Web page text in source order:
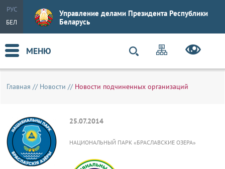
РУС
БЕЛ
Управление делами Президента Республики
Беларусь
МЕНЮ
Главная // Новости // Новости подчиненных организаций
25.07.2014
НАЦИОНАЛЬНЫЙ ПАРК «БРАСЛАВСКИЕ ОЗЕРА»